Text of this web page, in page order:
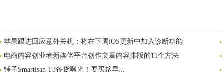
苹果跟进回应意外关机：将在下周iOS更新中加入诊断功能
电商内容创业者新媒体平台创作文章内容排版的11个方法
锤子Smartisan T3备货曝光！要买趁早...